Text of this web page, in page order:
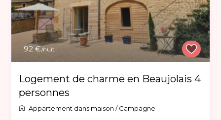
92 €/nuit
Logement de charme en Beaujolais 4
personnes
Appartement dans maison /Campagne